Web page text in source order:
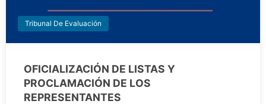
Tribunal De Evaluación
OFICIALIZACIÓN DE LISTAS Y
PROCLAMACIÓN DE LOS
REPRESENTANTES